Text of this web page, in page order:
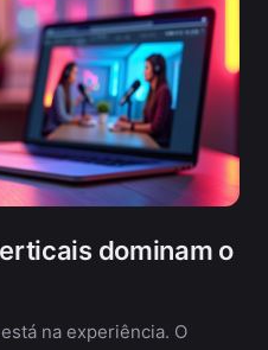
dominam o
na experiência. O